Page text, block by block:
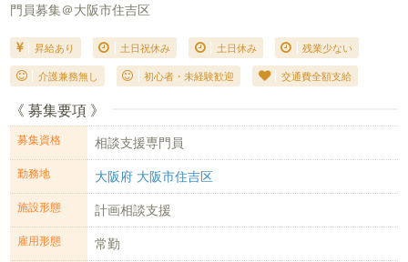
門員募集＠大阪市住吉区
昇給あり 土日祝休み 土日休み 残業少ない
介護兼務無し 初心者・未経験歓迎 交通費全額支給
《 募集要項 》
募集資格 相談支援専門員
勤務地 大阪府 大阪市住吉区
施設形態 計画相談支援
雇用形態 常勤